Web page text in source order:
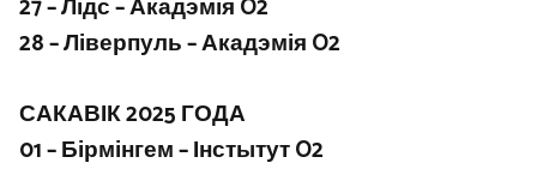
27 – Лідс – Акадэмія O2
28 – Ліверпуль – Акадэмія O2
САКАВІК 2025 ГОДА
01 – Бірмінгем – Інстытут O2